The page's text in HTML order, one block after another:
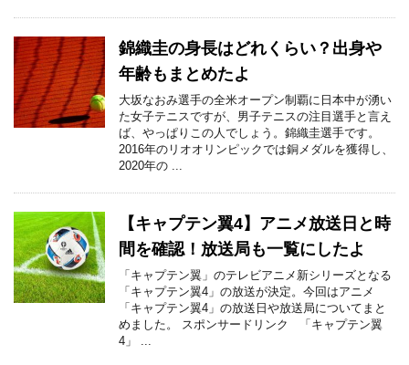
錦織圭の身長はどれくらい？出身や
年齢もまとめたよ
大坂なおみ選手の全米オープン制覇に日本中が湧い
た女子テニスですが、男子テニスの注目選手と言え
ば、やっぱりこの人でしょう。錦織圭選手です。
2016年のリオオリンピックでは銅メダルを獲得し、
2020年の ...
【キャプテン翼4】アニメ放送日と時
間を確認！放送局も一覧にしたよ
「キャプテン翼」のテレビアニメ新シリーズとなる
「キャプテン翼4」の放送が決定。今回はアニメ
「キャプテン翼4」の放送日や放送局についてまと
めました。 スポンサードリンク 「キャプテン翼
4」 ...